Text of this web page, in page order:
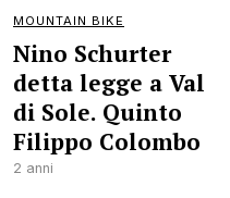
MOUNTAIN BIKE
Nino Schurter
detta legge a Val
di Sole. Quinto
Filippo Colombo
2 anni